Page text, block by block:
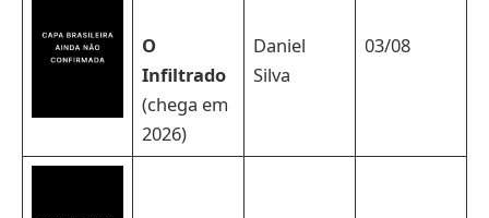
O
Infiltrado
(chega em
2026)
Daniel
Silva
03/08